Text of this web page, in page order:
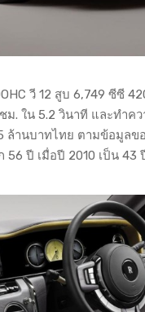
วี 12 สูบ 6,749 ซีซี
ม. ใน 5.2 วินาที และทำ
านบาทไทย ตามข้อมูลข
56 ปี เมื่อปี 2010 เป็น